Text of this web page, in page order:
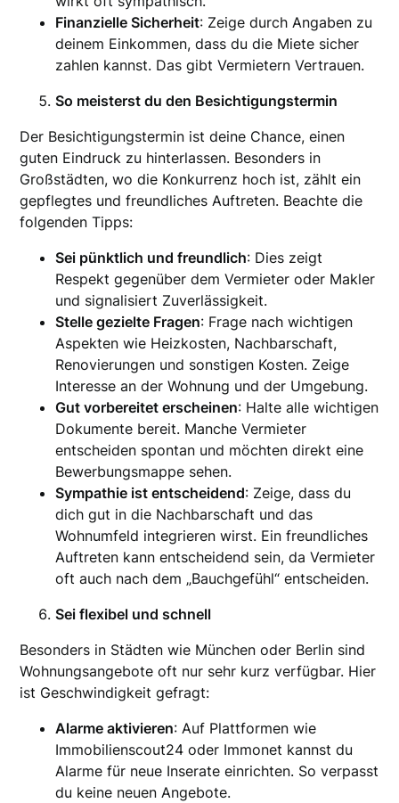
Finanzielle Sicherheit: Zeige durch Angaben zu
deinem Einkommen, dass du die Miete sicher
zahlen kannst. Das gibt Vermietern Vertrauen.
So meisterst du den Besichtigungstermin
Der Besichtigungstermin ist deine Chance, einen
guten Eindruck zu hinterlassen. Besonders in
Großstädten, wo die Konkurrenz hoch ist, zählt ein
gepflegtes und freundliches Auftreten. Beachte die
folgenden Tipps:
Sei pünktlich und freundlich: Dies zeigt
Respekt gegenüber dem Vermieter oder Makler
und signalisiert Zuverlässigkeit.
Stelle gezielte Fragen: Frage nach wichtigen
Aspekten wie Heizkosten, Nachbarschaft,
Renovierungen und sonstigen Kosten. Zeige
Interesse an der Wohnung und der Umgebung.
Gut vorbereitet erscheinen: Halte alle wichtigen
Dokumente bereit. Manche Vermieter
entscheiden spontan und möchten direkt eine
Bewerbungsmappe sehen.
Sympathie ist entscheidend: Zeige, dass du
dich gut in die Nachbarschaft und das
Wohnumfeld integrieren wirst. Ein freundliches
Auftreten kann entscheidend sein, da Vermieter
oft auch nach dem „Bauchgefühl“ entscheiden.
Sei flexibel und schnell
Besonders in Städten wie München oder Berlin sind
Wohnungsangebote oft nur sehr kurz verfügbar. Hier
ist Geschwindigkeit gefragt:
Alarme aktivieren: Auf Plattformen wie
Immobilienscout24 oder Immonet kannst du
Alarme für neue Inserate einrichten. So verpasst
du keine neuen Angebote.